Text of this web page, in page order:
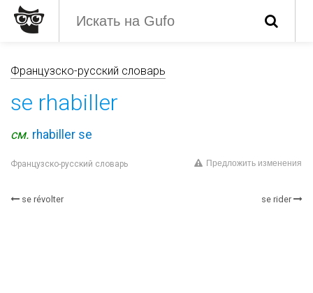
Французско-русский словарь
se rhabiller
см. rhabiller se
Французско-русский словарь Предложить изменения
se révolter se rider